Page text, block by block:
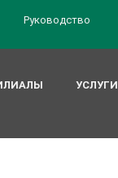
Руководство
УСЛУГИ